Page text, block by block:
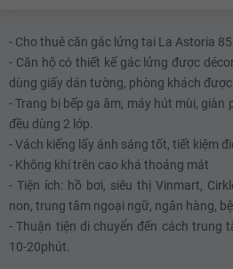
- Cho thuê căn gác lửng tại La Astoria
- Căn hộ có thiết kế gác lửng được
dùng giấy dán tường, phòng khách
- Trang bị bếp ga âm, máy hút mùi, giàn
đều dùng 2 lớp.
- Vách kiếng lấy ánh sáng tốt, tiết kiệm
- Không khí trên cao khá thoáng mát
- Tiện ích: hồ bơi, siêu thị Vinmart,
non, trung tâm ngoại ngữ, ngân hàng,
- Thuận tiện di chuyển đến cách trung
10-20phút.